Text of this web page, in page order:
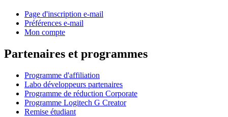
Page d'inscription e-mail
Préférences e-mail
Mon compte
Partenaires et programmes
Programme d'affiliation
Labo développeurs partenaires
Programme de réduction Corporate
Programme Logitech G Creator
Remise étudiant